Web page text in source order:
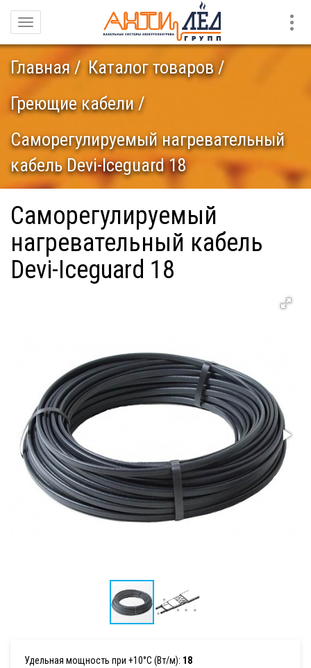
Навигация
Главная
Каталог товаров
Греющие кабели
Саморегулируемый нагревательный
кабель Devi-Iceguard 18
Саморегулируемый
нагревательный кабель
Devi-Iceguard 18
Удельная мощность при +10°С (Вт/м): 18